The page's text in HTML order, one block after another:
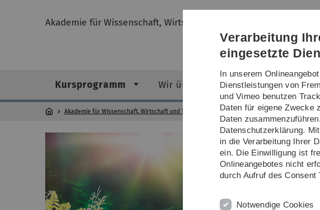
Akademie für Wissenschaft, Wirtschaft und Technik
Kursprogramm Wir über uns Aktuelles
Akademie für Wissenschaft, Wirtschaft und Technik Kursprogramm Wirtschaft und
Verarbeitung
eingesetzte
In unserem
Dienstleistungen von
und Vimeo benutzen
Daten für eigene Zwecke
Daten
Datenschutzerklärung.
in die Verarbeitung Ihrer
ein. Die Einwilligung ist
Onlineangebotes nicht
durch Aufruf des Consent
Notwendige Cookies